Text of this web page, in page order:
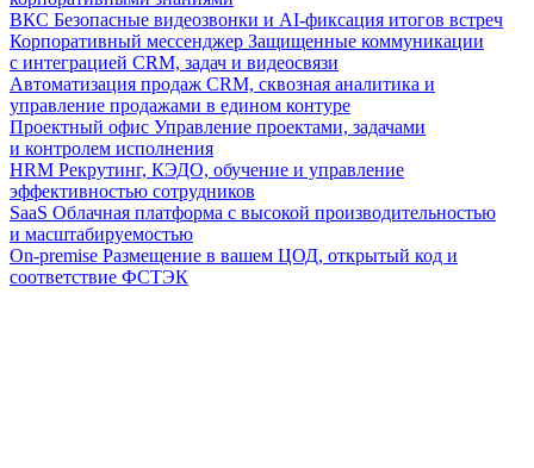
ВКС Безопасные видеозвонки и AI-фиксация итогов встреч
Корпоративный мессенджер Защищенные коммуникации
с интеграцией CRM, задач и видеосвязи
Автоматизация продаж CRM, сквозная аналитика и
управление продажами в едином контуре
Проектный офис Управление проектами, задачами
и контролем исполнения
HRM Рекрутинг, КЭДО, обучение и управление
эффективностью сотрудников
SaaS Облачная платформа с высокой производительностью
и масштабируемостью
On-premise Размещение в вашем ЦОД, открытый код и
соответствие ФСТЭК